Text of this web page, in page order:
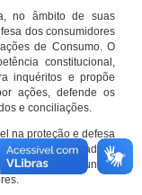
no âmbito de suas
dos consumidores
de Consumo. O
constitucional,
inquéritos e propõe
ações, defende os
e conciliações.
na proteção e defesa
de cidadãos
e com função